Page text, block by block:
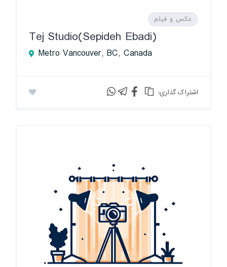
عکس و فیلم
Tej Studio(Sepideh Ebadi)
Metro Vancouver, BC, Canada
:اشتراک گذاری